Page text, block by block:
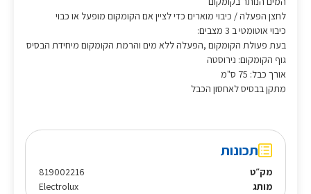
לחצן הפעלה / כיבוי מוארים כדי לציין אם הקומקום מופעל או כבוי
כיבוי אוטומטי ב 3 מצבים:
בעת פעולת הקומקום ,הפעלה ללא מים והרמת הקומקום מיחידת הבסיס
גוף הקומקום: נירוסטה
אורך כבל: 75 ס"מ
מתקן בבסיס לאחסון הכבל
תכונות
מק״ט
819002216
מותג
Electrolux